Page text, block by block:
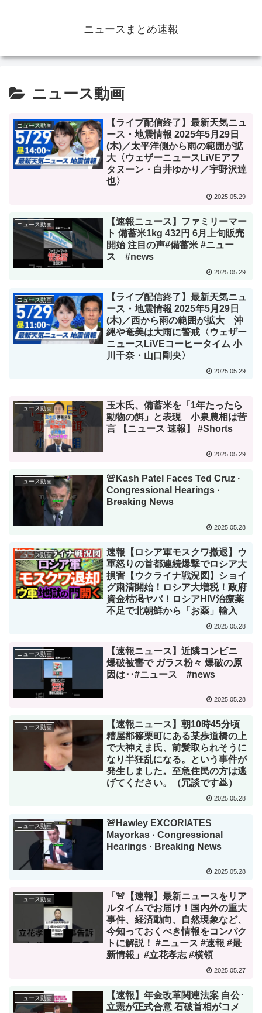
ニュースまとめ速報
ニュース動画
ニュース動画
【ライブ配信終了】最新天気ニュ
ース・地震情報 2025年5月29日
(木)／太平洋側から雨の範囲が拡
大〈ウェザーニュースLiVEアフ
タヌーン・白井ゆかり／宇野沢達
也〉
2025.05.29
ニュース動画
【速報ニュース】ファミリーマー
ト 備蓄米1kg 432円 6月上旬販売
開始 注目の声#備蓄米 #ニュー
ス #news
2025.05.29
ニュース動画
【ライブ配信終了】最新天気ニュ
ース・地震情報 2025年5月29日
(木)／西から雨の範囲が拡大 沖
縄や奄美は大雨に警戒〈ウェザー
ニュースLiVEコーヒータイム 小
川千奈・山口剛央〉
2025.05.29
ニュース動画
玉木氏、備蓄米を「1年たったら
動物の餌」と表現 小泉農相は苦
言 【ニュース 速報】 #Shorts
2025.05.29
ニュース動画
🚨Kash Patel Faces Ted Cruz ·
Congressional Hearings ·
Breaking News
2025.05.28
ニュース動画
速報【ロシア軍モスクワ撤退】ウ
軍怒りの首都連続爆撃でロシア大
損害【ウクライナ戦況図】ショイ
グ粛清開始！ロシア大増税！政府
資金枯渇ヤバ！ロシアHIV治療薬
不足で北朝鮮から「お薬」輸入
2025.05.28
ニュース動画
【速報ニュース】近隣コンビニ
爆破被害で ガラス粉々 爆破の原
因は･･#ニュース #news
2025.05.28
ニュース動画
【速報ニュース】朝10時45分頃
糟屋郡篠栗町にある某歩道橋の上
で大神えま氏、前髪取られそうに
なり半狂乱になる。という事件が
発生しました。至急住民の方は逃
げてください。（冗談です🙇）
2025.05.28
ニュース動画
🚨Hawley EXCORIATES
Mayorkas · Congressional
Hearings · Breaking News
2025.05.28
ニュース動画
「🚨【速報】最新ニュースをリア
ルタイムでお届け！国内外の重大
事件、経済動向、自然現象など、
今知っておくべき情報をコンパク
トに解説！ #ニュース #速報 #最
新情報」#立花孝志 #横領
2025.05.27
ニュース動画
【速報】年金改革関連法案 自公･
立憲が正式合意 石破首相がコメ